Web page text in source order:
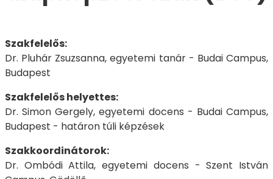
Szakfelelős:
Dr. Pluhár Zsuzsanna, egyetemi tanár - Budai Campus,
Budapest
Szakfelelős helyettes:
Dr. Simon Gergely, egyetemi docens - Budai Campus,
Budapest - határon túli képzések
Szakkoordinátorok:
Dr. Ombódi Attila, egyetemi docens - Szent István